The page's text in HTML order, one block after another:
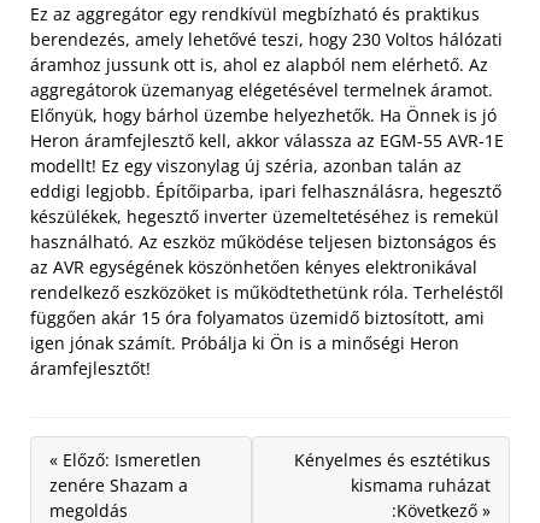
Ez az aggregátor egy rendkívül megbízható és praktikus
berendezés, amely lehetővé teszi, hogy 230 Voltos hálózati
áramhoz jussunk ott is, ahol ez alapból nem elérhető. Az
aggregátorok üzemanyag elégetésével termelnek áramot.
Előnyük, hogy bárhol üzembe helyezhetők. Ha Önnek is jó
Heron áramfejlesztő kell, akkor válassza az EGM-55 AVR-1E
modellt! Ez egy viszonylag új széria, azonban talán az
eddigi legjobb. Építőiparba, ipari felhasználásra, hegesztő
készülékek, hegesztő inverter üzemeltetéséhez is remekül
használható. Az eszköz működése teljesen biztonságos és
az AVR egységének köszönhetően kényes elektronikával
rendelkező eszközöket is működtethetünk róla. Terheléstől
függően akár 15 óra folyamatos üzemidő biztosított, ami
igen jónak számít. Próbálja ki Ön is a minőségi Heron
áramfejlesztőt!
« Előző: Ismeretlen
zenére Shazam a
megoldás
Kényelmes és esztétikus
kismama ruházat
:Következő »